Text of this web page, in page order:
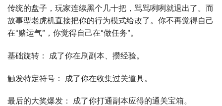
传统的盘子，玩家连续黑个几十把，骂骂咧咧就退出了。而
故事型老虎机直接把你的行为模式给改了。你不再觉得自己
在“赌运气”，你觉得自己在“做任务”。
基础旋转： 成了你在刷副本、攒经验。
触发特定符号： 成了你在收集过关道具。
最后的大奖爆发： 成了你打通副本应得的通关宝箱。